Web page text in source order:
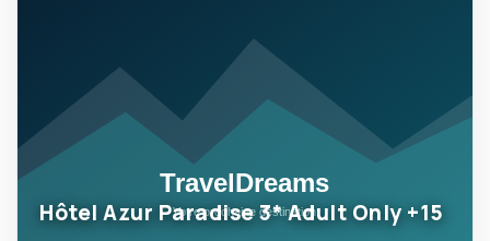
Hôtel Azur Paradise 3* Adult Only +15